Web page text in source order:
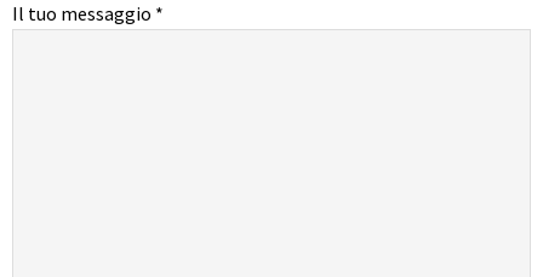
Il tuo messaggio *